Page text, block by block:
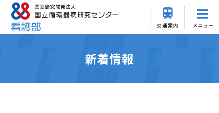
交通案内 メニュー
新着情報